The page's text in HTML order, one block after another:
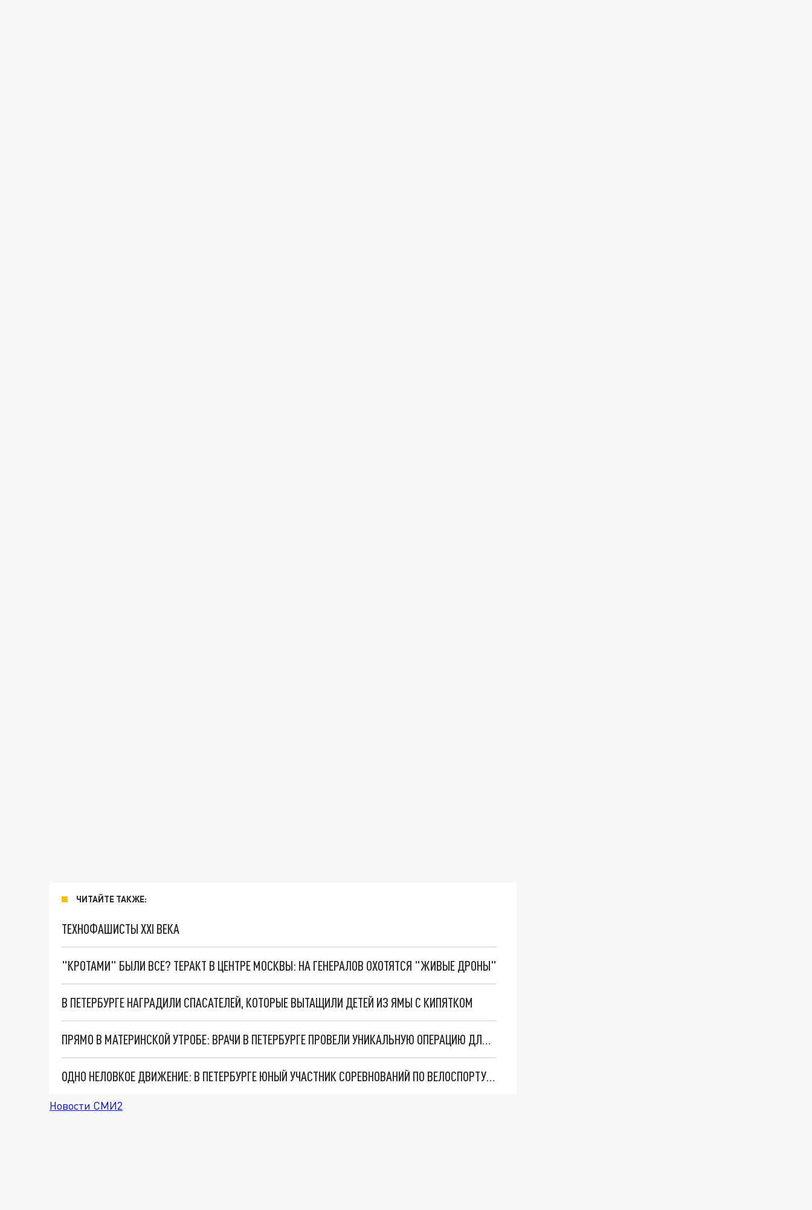
ЧИТАЙТЕ ТАКЖЕ:
ТЕХНОФАШИСТЫ XXI ВЕКА
"КРОТАМИ" БЫЛИ ВСЕ? ТЕРАКТ В ЦЕНТРЕ МОСКВЫ: НА ГЕНЕРАЛОВ ОХОТЯТСЯ "ЖИВЫЕ ДРОНЫ"
В ПЕТЕРБУРГЕ НАГРАДИЛИ СПАСАТЕЛЕЙ, КОТОРЫЕ ВЫТАЩИЛИ ДЕТЕЙ ИЗ ЯМЫ С КИПЯТКОМ
ПРЯМО В МАТЕРИНСКОЙ УТРОБЕ: ВРАЧИ В ПЕТЕРБУРГЕ ПРОВЕЛИ УНИКАЛЬНУЮ ОПЕРАЦИЮ ДЛЯ СПАСЕНИЯ ДЕВОЧКИ
ОДНО НЕЛОВКОЕ ДВИЖЕНИЕ: В ПЕТЕРБУРГЕ ЮНЫЙ УЧАСТНИК СОРЕВНОВАНИЙ ПО ВЕЛОСПОРТУ ОКАЗАЛСЯ В РЕАНИМАЦИИ
Новости СМИ2